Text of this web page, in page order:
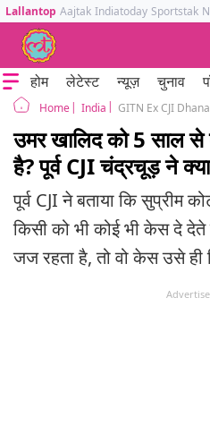
Lallantop Aajtak Indiatoday Sportstak
होम लेटेस्ट न्यूज़ चुनाव
Home India
उमर खालिद को 5 साल से
है? पूर्व CJI चंद्रचूड़ ने
पूर्व CJI ने बताया कि सुप्रीम
किसी को भी कोई भी केस दे
जज रहता है, तो वो केस उसे ही